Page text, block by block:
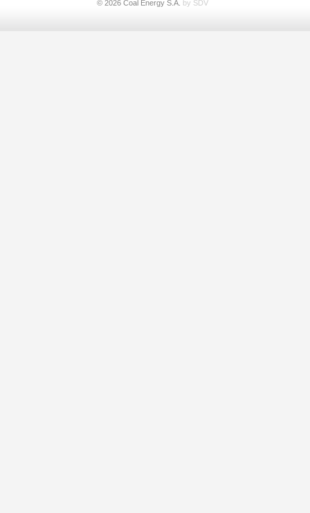
© 2026 Coal Energy S.A. by SDV